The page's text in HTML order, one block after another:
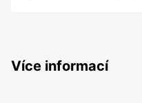
Více informací